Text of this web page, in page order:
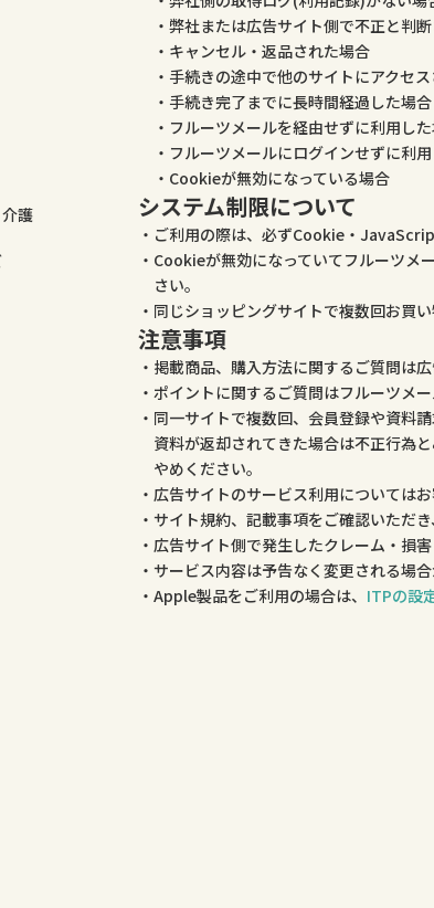
護
弊社または広告サイト側で不正と判
キャンセル・返品された場合
手続きの途中で他のサイトにアクセ
手続き完了までに長時間経過した場合
フルーツメールを経由せずに利用し
フルーツメールにログインせずに利
Cookieが無効になっている場合
システム制限について
ご利用の際は、必ずCookie・
Cookieが無効になっていてフルーツメ
さい。
同じショッピングサイトで複数回お買
注意事項
掲載商品、購入方法に関するご質問は
ポイントに関するご質問はフルーツメ
同一サイトで複数回、会員登録や資料
資料が返却されてきた場合は不正行為
やめください。
広告サイトのサービス利用については
サイト規約、記載事項をご確認いただき
広告サイト側で発生したクレーム・損
サービス内容は予告なく変更される場
Apple製品をご利用の場合は、 ITPの設